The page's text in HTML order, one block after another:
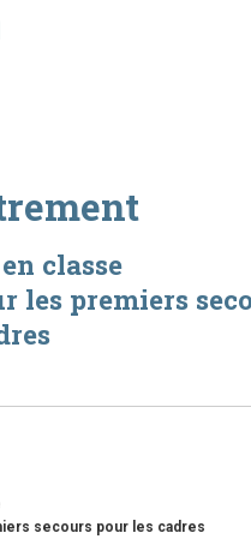
classe
les premiers
secours pour les cadres